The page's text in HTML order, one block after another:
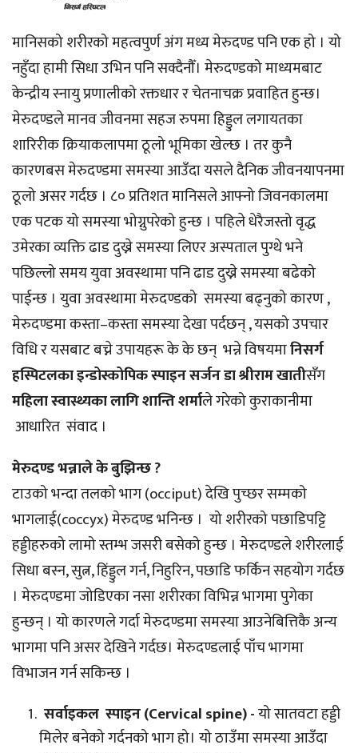
मानिसको शरीरको महत्वपुर्ण अंग मध्य मेरुदण्ड पनि एक हो । यो
नहुँदा हामी सिधा उभिन पनि सक्दैनौँ। मेरुदण्डको माध्यमबाट
केन्द्रीय स्नायु प्रणालीको रक्तधार र चेतनाचक्र प्रवाहित हुन्छ।
मेरुदण्डले मानव जीवनमा सहज रुपमा हिड्डुल लगायतका
शारिरीक क्रियाकलापमा ठूलो भूमिका खेल्छ । तर कुनै
कारणबस मेरुदण्डमा समस्या आउँदा यसले दैनिक जीवनयापनमा
ठूलो असर गर्दछ । ८० प्रतिशत मानिसले आफ्नो जिवनकालमा
एक पटक यो समस्या भोग्नुपरेको हुन्छ । पहिले धेरैजस्तो वृद्ध
उमेरका व्यक्ति ढाड दुख्ने समस्या लिएर अस्पताल पुग्थे भने
पछिल्लो समय युवा अवस्थामा पनि ढाड दुख्ने समस्या बढेको
पाईन्छ । युवा अवस्थामा मेरुदण्डको समस्या बढ्नुको कारण ,
मेरुदण्डमा कस्ता–कस्ता समस्या देखा पर्दछन् , यसको उपचार
विधि र यसबाट बच्ने उपायहरू के के छन् भन्ने विषयमानिसर्ग
हस्पिटलका इन्डोस्कोपिक स्पाइन सर्जन डा श्रीराम खातीसँग
महिला स्वास्थ्यका लागि शान्ति शर्माले गरेको कुराकानीमा
आधारित संवाद ।
मेरुदण्ड भन्नाले के बुझिन्छ ?
टाउको भन्दा तलको भाग (occiput) देखि पुच्छर सम्मको
भागलाई(coccyx) मेरुदण्ड भनिन्छ । यो शरीरको पछाडिपट्टि
हड्डीहरुको लामो स्तम्भ जसरी बसेको हुन्छ । मेरुदण्डले शरीरलाई
सिधा बस्न, सुत्न, हिंड्डुल गर्न, निहुरिन, पछाडि फर्किन सहयोग गर्दछ
। मेरुदण्डमा जोडिएका नसा शरीरका विभिन्न भागमा पुगेका
हुन्छन् । यो कारणले गर्दा मेरुदण्डमा समस्या आउनेबित्तिकै अन्य
भागमा पनि असर देखिने गर्दछ। मेरुदण्डलाई पाँच भागमा
विभाजन गर्न सकिन्छ ।
सर्वाइकल स्पाइन (Cervical spine) -यो सातवटा हड्डी
मिलेर बनेको गर्दनको भाग हो। यो ठाउँमा समस्या आउँदा